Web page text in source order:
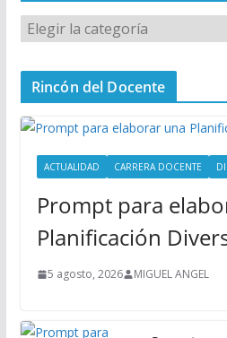
M
e
n
P
Rincón del Docente
ACTUALIDAD CARRERA DOCENTE
Prompt para
Planificación
5 agosto, 2026 MIGUEL ANGEL